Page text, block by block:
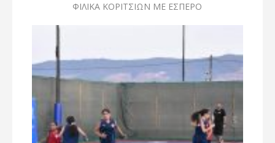
ΦΙΛΙΚΑ ΚΟΡΙΤΣΙΩΝ ΜΕ ΕΣΠΕΡΟ